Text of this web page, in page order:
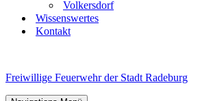
Volkersdorf
Wissenswertes
Kontakt
Freiwillige Feuerwehr der Stadt Radeburg